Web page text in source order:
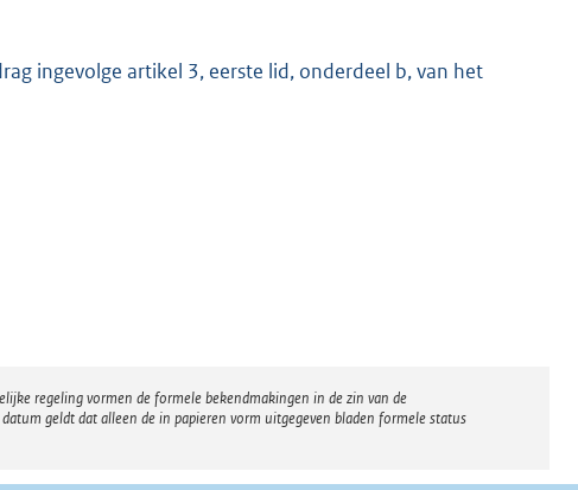
ingevolge artikel 3, eerste lid, onderdeel b, van het
regeling vormen de formele bekendmakingen in de zin van de
geldt dat alleen de in papieren vorm uitgegeven bladen formele status